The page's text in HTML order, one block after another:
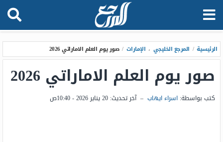
الرئيسية / المرجع الخليجي ، الإمارات / صور يوم العلم الاماراتي 2026
صور يوم العلم الاماراتي 2026
كتب بواسطة: اسراء ايهاب – آخر تحديث: 20 يناير 2026 - 10:40ص